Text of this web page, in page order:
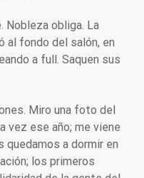
Nobleza obliga. La
al fondo del salón, en
a full. Saquen sus
Miro una foto del
vez ese año; me viene
quedamos a dormir en
los primeros